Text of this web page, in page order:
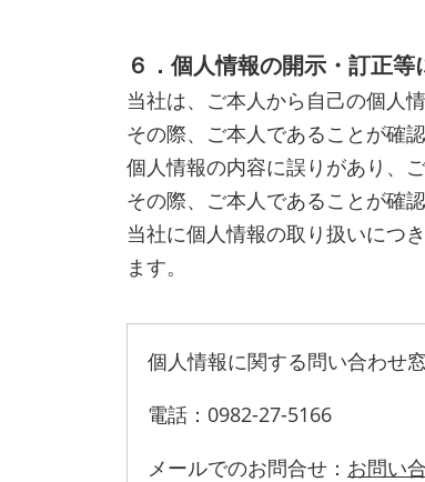
６．個人情報の開示・訂正等
当社は、ご本人から自己の個人
その際、ご本人であることが確
個人情報の内容に誤りがあり、
その際、ご本人であることが確
当社に個人情報の取り扱いにつ
ます。
個人情報に関する問い合わせ
電話：0982-27-5166
メールでのお問合せ： お問い